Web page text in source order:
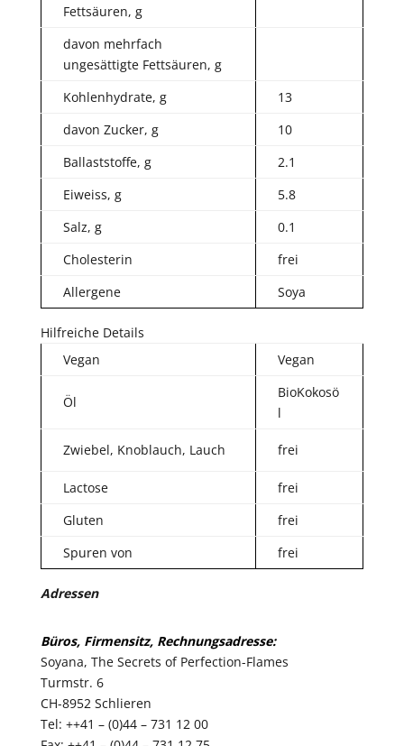
Fettsäuren, g
davon mehrfach
ungesättigte Fettsäuren, g
Kohlenhydrate, g
13
davon Zucker, g
10
Ballaststoffe, g
2.1
Eiweiss, g
5.8
Salz, g
0.1
Cholesterin
frei
Allergene
Soya
Hilfreiche Details
Vegan
Vegan
Öl
BioKokosö
l
Zwiebel, Knoblauch, Lauch frei
Lactose
frei
Gluten
frei
Spuren von
frei
Adressen
Büros, Firmensitz, Rechnungsadresse:
Soyana, The Secrets of Perfection-Flames
Turmstr. 6
CH-8952 Schlieren
Tel: ++41 – (0)44 – 731 12 00